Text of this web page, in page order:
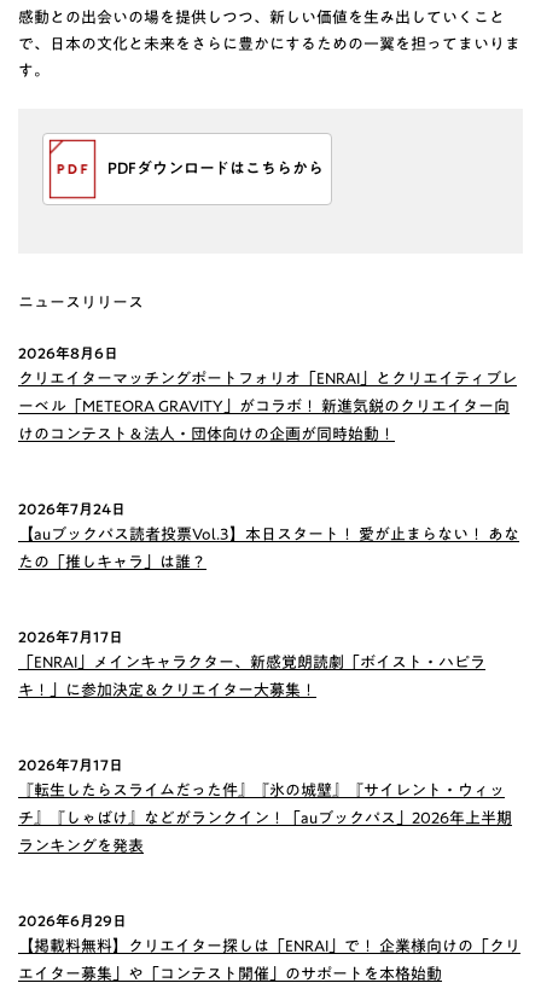
感動との出会いの場を提供しつつ、新しい価値を生み出していくこと
で、日本の文化と未来をさらに豊かにするための一翼を担ってまいりま
す。
PDFダウンロードはこちらから
ニュースリリース
2026年8月6日
クリエイターマッチングポートフォリオ「ENRAI」とクリエイティブレ
ーベル「METEORA GRAVITY」がコラボ！ 新進気鋭のクリエイター向
けのコンテスト＆法人・団体向けの企画が同時始動！
2026年7月24日
【auブックパス読者投票Vol.3】本日スタート！ 愛が止まらない！ あな
たの「推しキャラ」は誰？
2026年7月17日
「ENRAI」メインキャラクター、新感覚朗読劇「ボイスト・ハピラ
キ！」に参加決定＆クリエイター大募集！
2026年7月17日
『転生したらスライムだった件』『氷の城壁』『サイレント・ウィッ
チ』『しゃばけ』などがランクイン！「auブックパス」2026年上半期
ランキングを発表
2026年6月29日
【掲載料無料】クリエイター探しは「ENRAI」で！ 企業様向けの「クリ
エイター募集」や「コンテスト開催」のサポートを本格始動